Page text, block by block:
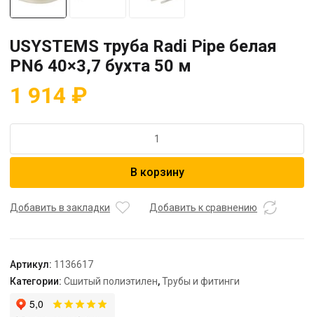
USYSTEMS труба Radi Pipe белая
PN6 40×3,7 бухта 50 м
1 914 ₽
USYSTEMS
Pipe
бухта
50
В корзину
Добавить в закладки Добавить к сравнению
Артикул: 1136617
Категории: Сшитый полиэтилен,Трубы и фитинги